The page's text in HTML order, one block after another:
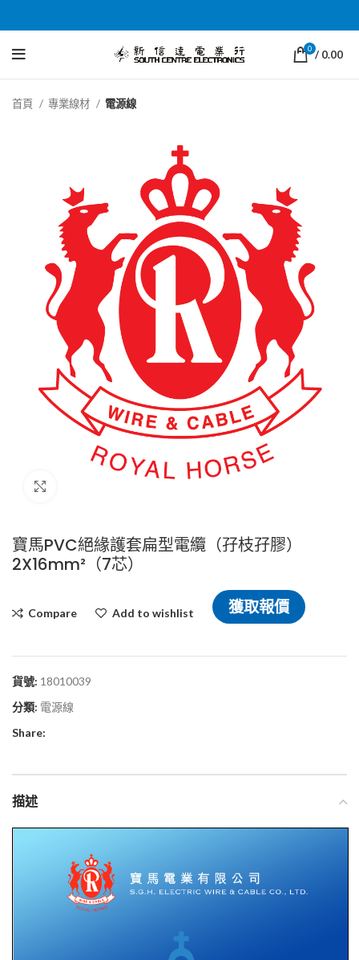
0 / 0.00
首頁 專業線材 電源線
寶馬PVC絕緣護套扁型電纜（孖枝孖膠）
2X16mm²（7芯）
Compare Add to wishlist 獲取報價
貨號: 18010039
分類: 電源線
Share:
描述